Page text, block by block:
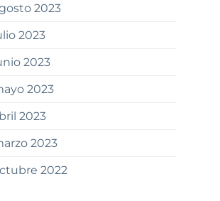
2023
2023
2023
2023
2023
2023
2022